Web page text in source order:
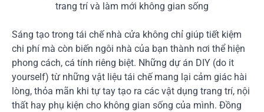
trang trí và làm mới không gian sống
Sáng tạo trong tái chế nhà cửa không chỉ giúp tiết kiệm
chi phí mà còn biến ngôi nhà của bạn thành nơi thể hiện
phong cách, cá tính riêng biệt. Những dự án DIY (do it
yourself) từ những vật liệu tái chế mang lại cảm giác hài
lòng, thỏa mãn khi tự tay tạo ra các vật dụng trang trí, nội
thất hay phụ kiện cho không gian sống của mình. Đồng